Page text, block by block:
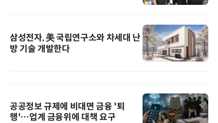
삼성전자, 美 국립연구소와 차세대 난
방 기술 개발한다
공공정보 규제에 비대면 금융 '퇴
행'…업계 금융위에 대책 요구